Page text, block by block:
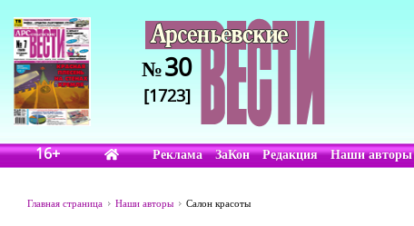
№30
[1723]
16+ Реклама ЗаКон Редакция Наши авторы
Главная страница Наши авторы Салон красоты